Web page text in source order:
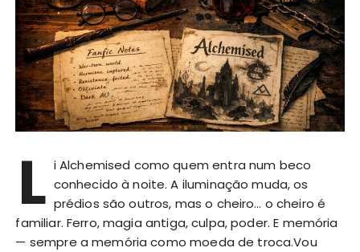
L i Alchemised como quem entra num beco
conhecido à noite. A iluminação muda, os
prédios são outros, mas o cheiro… o cheiro é
familiar. Ferro, magia antiga, culpa, poder. E memória
— sempre a memória como moeda de troca.Vou